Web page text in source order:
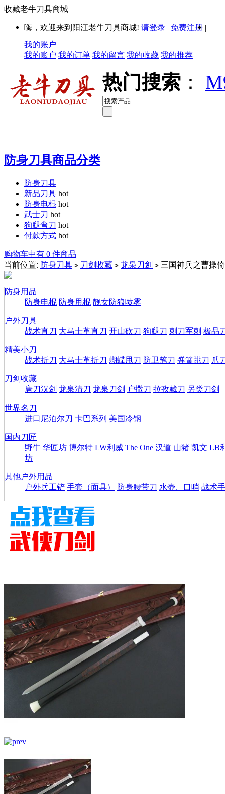
收藏老牛刀具商城
嗨，欢迎来到阳江老牛刀具商城! 请登录 | 免费注册 ||
我的账户
我的账户 我的订单 我的留言 我的收藏 我的推荐
热门搜索 ：
防身刀具商品分类
防身刀具
新品刀具 hot
防身电棍 hot
武士刀 hot
狗腿弯刀 hot
付款方式 hot
购物车中有 0 件商品
当前位置: 防身刀具 > 刀剑收藏 > 龙泉刀剑 > 三国神兵之曹操
防身用品
防身电棍 防身甩棍 靓女防狼喷雾
户外刀具
战术直刀 大马士革直刀 开山砍刀 狗腿刀 刺刀军刺 极品
精美小刀
战术折刀 大马士革折刀 蝴蝶甩刀 防卫笔刀 弹簧跳刀 爪
刀剑收藏
唐刀汉剑 龙泉清刀 龙泉刀剑 户撒刀 拉孜藏刀 另类刀剑
世界名刀
进口尼泊尔刀 卡巴系列 美国冷钢
国内刀匠
野牛 华匠坊 博尔特 LW利威 The One 汉道 山猪 凯文 LB
坊
其他户外用品
户外兵工铲 手套（面具） 防身腰带刀 水壶、口哨 战术